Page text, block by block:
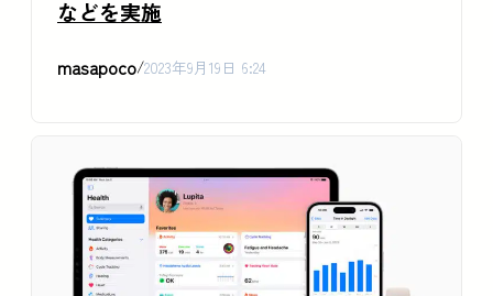
などを実施
masapoco/2023年9月19日 6:24